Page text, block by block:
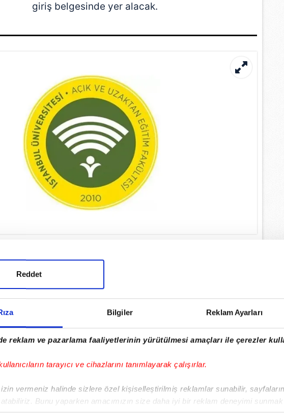
Bilgiler Reklam Ayarları
reklam ve pazarlama faaliyetlerinin yürütülmesi amaçları ile çerezler
tarayıcı ve cihazlarını tanımlayarak çalışırlar.
vermeniz halinde sizlere özel kişiselleştirilmiş reklamlar sunabilir,
Bunu yaparken amacımızın size daha iyi bir reklam deneyimi
adına elimizden gelen çabayı gösterdiğimizi ve bu noktada,
Reddet
giriş belgesinde yer alacak.
ve 5 Temmuz 2026 Pazar günlerinde
yapılacak.